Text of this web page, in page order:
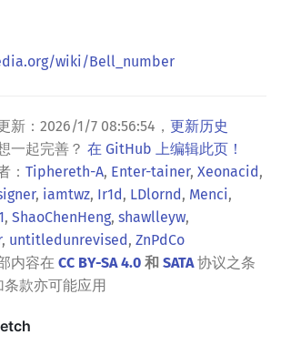
wiki/Bell_number
新： 2026/1/7 08:56:54 ， 更新历史
一起完善？ 在 GitHub 上编辑此页！
： Tiphereth-A, Enter-tainer, Xeonacid,
, iamtwz, Ir1d, LDlornd, Menci,
, ShaoChenHeng, shawlleyw,
, untitledunrevised, ZnPdCo
内容在 CC BY-SA 4.0 和 SATA协议之条
款亦可能应用